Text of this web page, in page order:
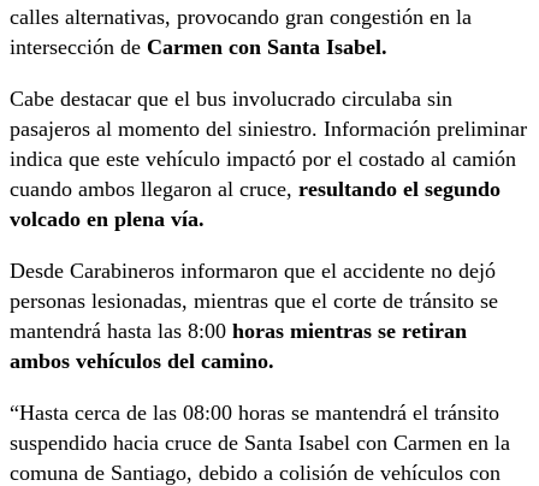
calles alternativas, provocando gran congestión en la
intersección de Carmen con Santa Isabel.
Cabe destacar que el bus involucrado circulaba sin
pasajeros al momento del siniestro. Información preliminar
indica que este vehículo impactó por el costado al camión
cuando ambos llegaron al cruce, resultando el segundo
volcado en plena vía.
Desde Carabineros informaron que el accidente no dejó
personas lesionadas, mientras que el corte de tránsito se
mantendrá hasta las 8:00 horas mientras se retiran
ambos vehículos del camino.
“Hasta cerca de las 08:00 horas se mantendrá el tránsito
suspendido hacia cruce de Santa Isabel con Carmen en la
comuna de Santiago, debido a colisión de vehículos con